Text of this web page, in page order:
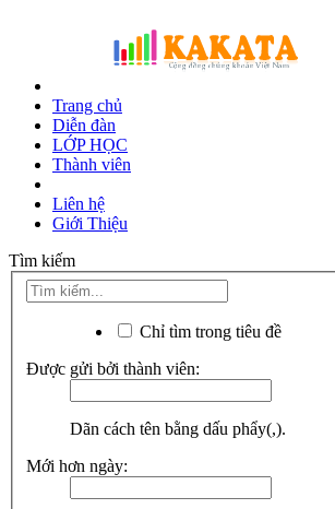
Trang chủ
Diễn đàn
LỚP HỌC
Thành viên
Liên hệ
Giới Thiệu
Tìm kiếm
Chỉ tìm trong tiêu đề
Được gửi bởi thành viên:
Dãn cách tên bằng dấu phẩy(,).
Mới hơn ngày: